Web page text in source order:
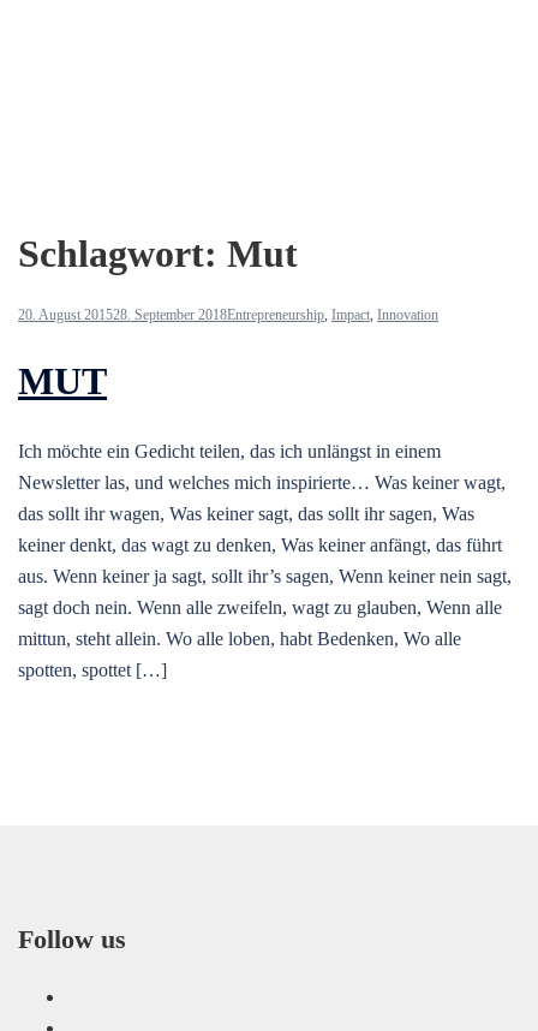
Schlagwort: Mut
20. August 201528. September 2018Entrepreneurship, Impact, Innovation
MUT
Ich möchte ein Gedicht teilen, das ich unlängst in einem
Newsletter las, und welches mich inspirierte… Was keiner wagt,
das sollt ihr wagen, Was keiner sagt, das sollt ihr sagen, Was
keiner denkt, das wagt zu denken, Was keiner anfängt, das führt
aus. Wenn keiner ja sagt, sollt ihr’s sagen, Wenn keiner nein sagt,
sagt doch nein. Wenn alle zweifeln, wagt zu glauben, Wenn alle
mittun, steht allein. Wo alle loben, habt Bedenken, Wo alle
spotten, spottet […]
Follow us